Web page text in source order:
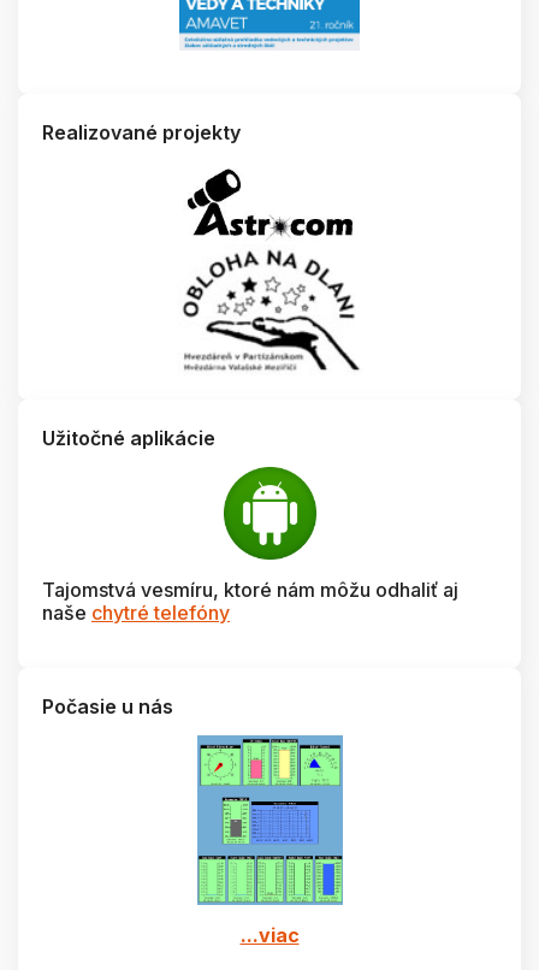
Realizované projekty
Užitočné aplikácie
Tajomstvá vesmíru, ktoré nám môžu odhaliť aj
naše chytré telefóny
Počasie u nás
...viac